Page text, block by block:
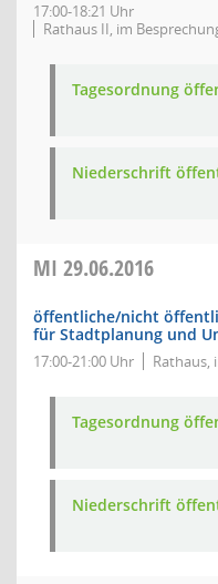
17:00-18:21 Uhr
Rathaus II, im
Tagesordnung
Niederschrift
MI 29.06.2016
öffentliche/nicht
für Stadtplanung und
17:00-21:00 Uhr Rathaus,
Tagesordnung
Niederschrift